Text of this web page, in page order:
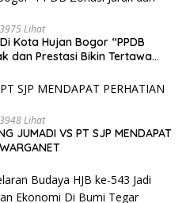
3975 Lihat
Kota Hujan Bogor “PPDB
dan Prestasi Bikin Tertawa
3948 Lihat
JUMADI VS PT SJP MENDAPAT